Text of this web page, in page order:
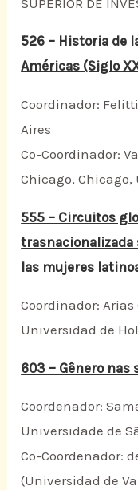
526 – Historia de
Américas (Siglo
Coordinador:
Aires
Co-Coordinador:
Chicago, Chicago,
555 – Circuitos
trasnacionalizada
las mujeres
Coordinador:
Universidad de
603 – Gênero nas
Coordenador:
Universidade de
Co-Coordenador:
(Universidad de